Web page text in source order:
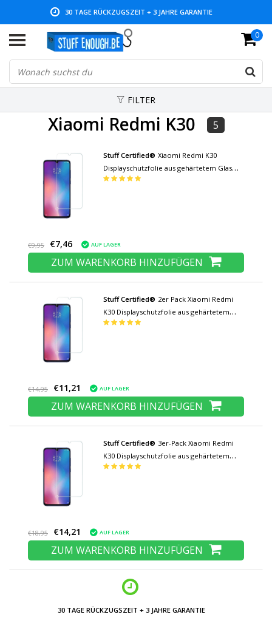
30 TAGE RÜCKZUGSZEIT + 3 JAHRE GARANTIE
NIEDRIGE PREISE UND GROSSE AUSWAHL 0
FILTER
Xiaomi Redmi K30 5
Stuff Certified® Xiaomi Redmi K30
Displayschutzfolie aus gehärtetem Glas
Hartglas
€9,95 €7,46 AUF LAGER
ZUM WARENKORB HINZUFÜGEN
Stuff Certified® 2er Pack Xiaomi Redmi
K30 Displayschutzfolie aus gehärtetem
Glas Filmglas aus gehärtetem Glas
€14,95 €11,21 AUF LAGER
ZUM WARENKORB HINZUFÜGEN
Stuff Certified® 3er-Pack Xiaomi Redmi
K30 Displayschutzfolie aus gehärtetem
Glas Filmglas aus gehärtetem Glas
€18,95 €14,21 AUF LAGER
ZUM WARENKORB HINZUFÜGEN
30 TAGE RÜCKZUGSZEIT + 3 JAHRE GARANTIE